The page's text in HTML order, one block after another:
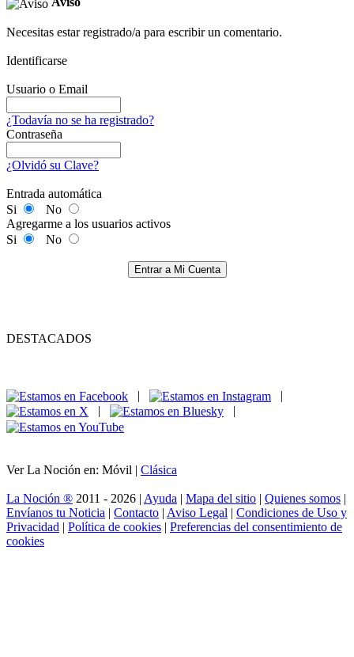
Necesitas estar registrado/a para escribir un comentario.
Identificarse
Usuario o Email
¿Todavía no se ha registrado?
Contraseña
¿Olvidó su Clave?
Entrada automática
Si
No
Agregarme a los usuarios activos
Si
No
Entrar a Mi Cuenta
DESTACADOS
|
|
|
|
Ver La Noción en: Móvil | Clásica
La Noción ® 2011 - 2026 | Ayuda | Mapa del sitio | Quienes somos |
Envíanos tu Noticia | Contacto | Aviso Legal | Condiciones de Uso y
Privacidad | Política de cookies | Preferencias del consentimiento de
cookies